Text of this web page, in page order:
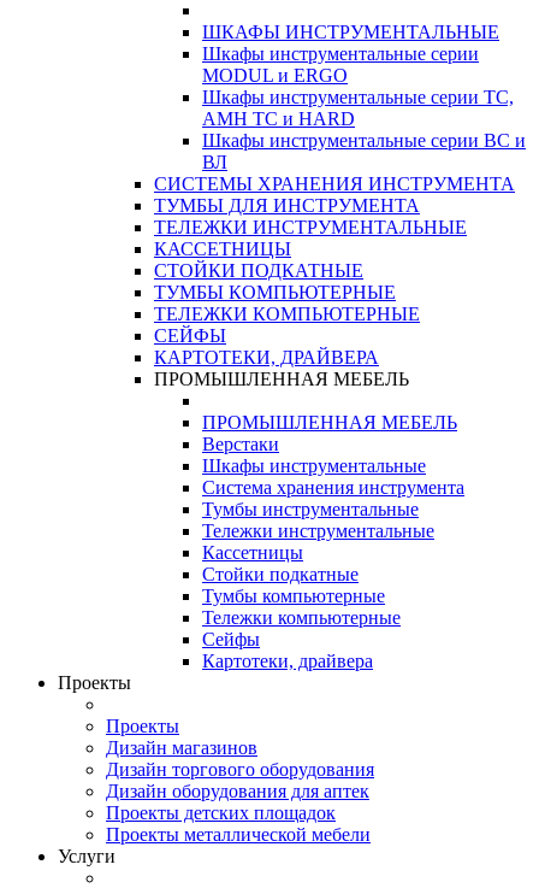
ШКАФЫ ИНСТРУМЕНТАЛЬНЫЕ
Шкафы инструментальные серии
MODUL и ERGO
Шкафы инструментальные серии ТС,
АМН ТС и HARD
Шкафы инструментальные серии ВС и
ВЛ
СИСТЕМЫ ХРАНЕНИЯ ИНСТРУМЕНТА
ТУМБЫ ДЛЯ ИНСТРУМЕНТА
ТЕЛЕЖКИ ИНСТРУМЕНТАЛЬНЫЕ
КАССЕТНИЦЫ
СТОЙКИ ПОДКАТНЫЕ
ТУМБЫ КОМПЬЮТЕРНЫЕ
ТЕЛЕЖКИ КОМПЬЮТЕРНЫЕ
СЕЙФЫ
КАРТОТЕКИ, ДРАЙВЕРА
ПРОМЫШЛЕННАЯ МЕБЕЛЬ
ПРОМЫШЛЕННАЯ МЕБЕЛЬ
Верстаки
Шкафы инструментальные
Система хранения инструмента
Тумбы инструментальные
Тележки инструментальные
Кассетницы
Стойки подкатные
Тумбы компьютерные
Тележки компьютерные
Сейфы
Картотеки, драйвера
Проекты
Проекты
Дизайн магазинов
Дизайн торгового оборудования
Дизайн оборудования для аптек
Проекты детских площадок
Проекты металлической мебели
Услуги